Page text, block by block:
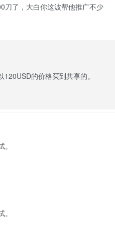
刀了，大白你这波帮他推广不少
的价格买到共享的。